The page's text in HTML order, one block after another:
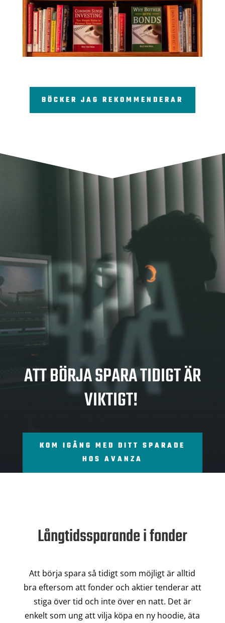
BÖCKER JAG REKOMMENDERAR
SPA
RA
ATT BÖRJA SPARA TIDIGT ÄR
VIKTIGT!
KOM IGÅNG MED DITT SPARADE
HOS AVANZA
Långtidssparande i fonder
Att börja spara så tidigt som möjligt är alltid
bra eftersom att fonder och aktier tenderar att
stiga över tid och inte över en natt. Det är
enkelt som ung att vilja köpa en ny hoodie, äta